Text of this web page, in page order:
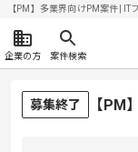
【PM】多業界向けPM案件|
企業の方 案件検索
募集終了 【PM